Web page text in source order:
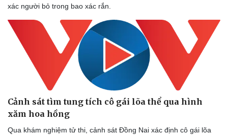
xác người bỏ trong bao xác rắn.
Cảnh sát tìm tung tích cô gái lõa thể qua hình
xăm hoa hồng
Qua khám nghiệm tử thi, cảnh sát Đồng Nai xác định cô gái lõa